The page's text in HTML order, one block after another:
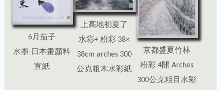
6月茄子
水墨-日本畫顏料
宣紙
上高地初夏了
水彩+ 粉彩 38×
38cm arches 300
公克粗木水彩紙
京都盛夏竹林
粉彩 4開 Arches
300公克粗目水彩